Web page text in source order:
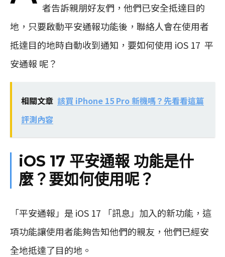
者告訴親朋好友們，他們已安全抵達目的
地，只要啟動平安通報功能後，聯絡人會在使用者
抵達目的地時自動收到通知，要如何使用 iOS 17 平
安通報 呢？
相關文章 該買 iPhone 15 Pro 新機嗎？先看看這篇
評測內容
iOS 17 平安通報 功能是什
麼？要如何使用呢？
「平安通報」是 iOS 17 「訊息」加入的新功能，這
項功能讓使用者能夠告知他們的親友，他們已經安
全地抵達了目的地。